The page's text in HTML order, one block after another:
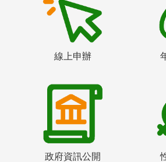
線上申辦
政府資訊公開